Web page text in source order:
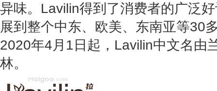
异味。Lavilin得到了消费者的广泛
展到整个中东、欧美、东南亚等30
2020年4月1日起，Lavilin中文名由
林。